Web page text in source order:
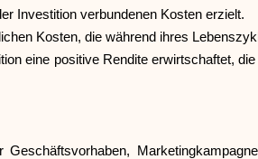
Investition verbundenen Kosten erzielt.
Kosten, die während ihres
eine positive Rendite erwirtschaftet,